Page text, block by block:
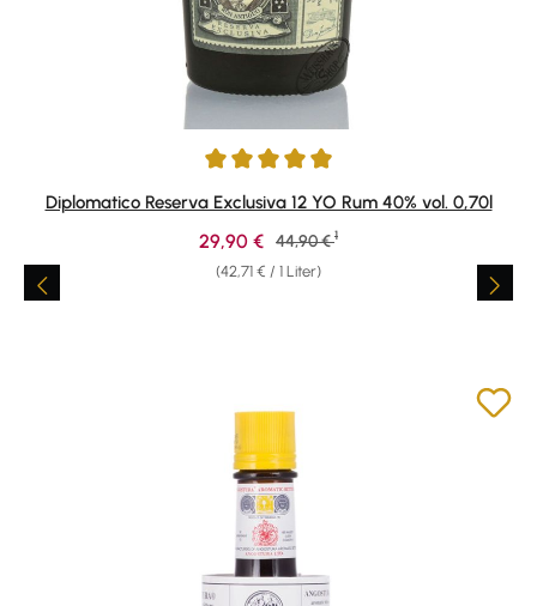
Durchschnittliche Bewertung von 4.9 von 5 Sternen
Diplomatico Reserva Exclusiva 12 YO Rum 40% vol. 0,70l
(42,71 € / 1 Liter)
Verkaufspreis:
29,90 € Regulärer Preis:
44,90 € 1